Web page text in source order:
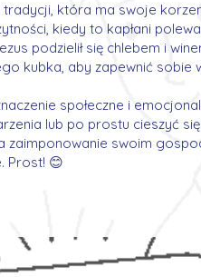
która ma swoje
kiedy to kapłani
podzielił się chlebem i
kubka, aby zapewnić sobie
społeczne i
lub po prostu cieszyć
zaimponowanie swoim
Prost! 😊